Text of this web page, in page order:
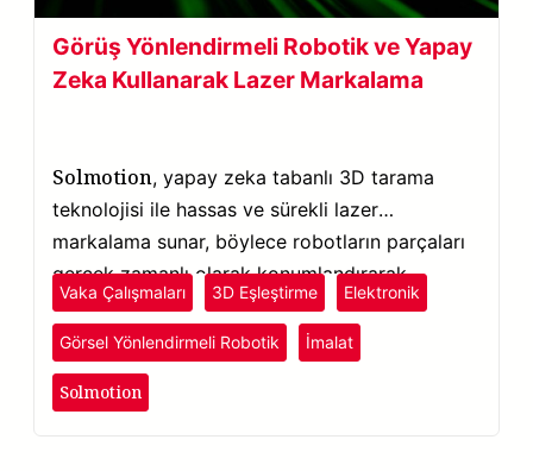
Görüş Yönlendirmeli Robotik ve Yapay
Zeka Kullanarak Lazer Markalama
Solmotion, yapay zeka tabanlı 3D tarama
teknolojisi ile hassas ve sürekli lazer
markalama sunar, böylece robotların parçaları
gerçek zamanlı olarak konumlandırarak
nesneleri doğru bir şekilde tanıyıp
işaretlemesini sağlar.
Vaka Çalışmaları 3D Eşleştirme Elektronik
Görsel Yönlendirmeli Robotik İmalat
Solmotion